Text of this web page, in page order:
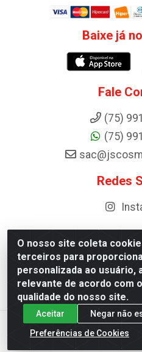
O nosso site coleta
terceiros para
personalizada ao usuário,
relevante de acordo com
qualidade do nosso site.
Aceitar
Negar não
Preferências de Cookies
Baixe já
Fale
(75)
(75)
Redes
Distribuidora de Cosméticos
km 87 - Industrial, Ipirá -